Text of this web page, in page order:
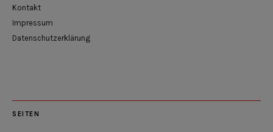
Kontakt
Impressum
Datenschutzerklärung
SEITEN